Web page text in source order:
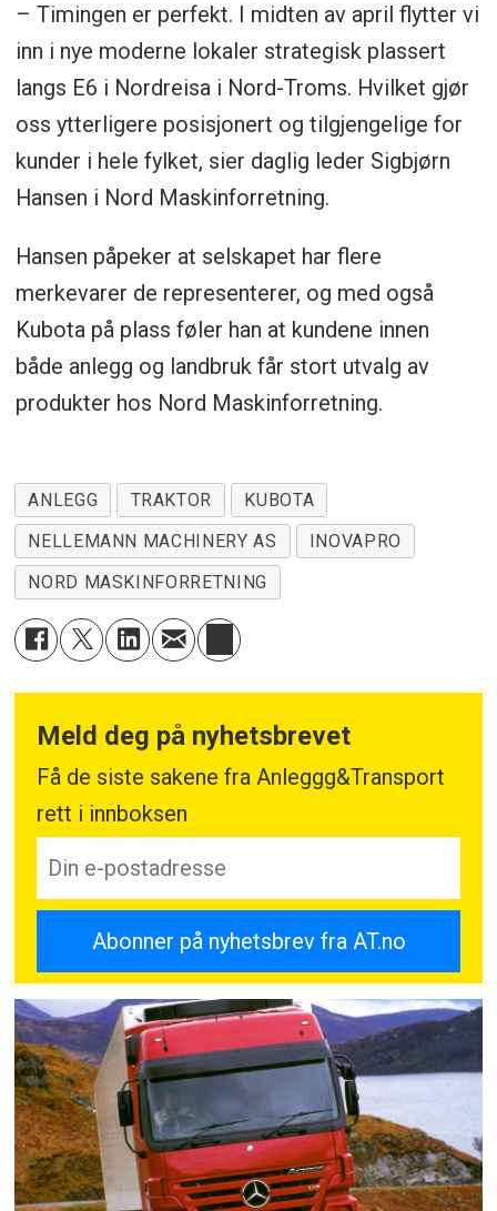
– Timingen er perfekt. I midten av april flytter vi
inn i nye moderne lokaler strategisk plassert
langs E6 i Nordreisa i Nord-Troms. Hvilket gjør
oss ytterligere posisjonert og tilgjengelige for
kunder i hele fylket, sier daglig leder Sigbjørn
Hansen i Nord Maskinforretning.
Hansen påpeker at selskapet har flere
merkevarer de representerer, og med også
Kubota på plass føler han at kundene innen
både anlegg og landbruk får stort utvalg av
produkter hos Nord Maskinforretning.
ANLEGG TRAKTOR
KUBOTA
NELLEMANN MACHINERY AS
INOVAPRO
NORD MASKINFORRETNING
Meld deg på nyhetsbrevet
Få de siste sakene fra Anleggg&Transport
rett i innboksen